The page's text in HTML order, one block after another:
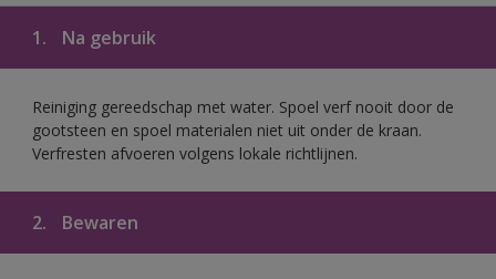
1. Na gebruik
Reiniging gereedschap met water. Spoel verf nooit door de
gootsteen en spoel materialen niet uit onder de kraan.
Verfresten afvoeren volgens lokale richtlijnen.
2. Bewaren